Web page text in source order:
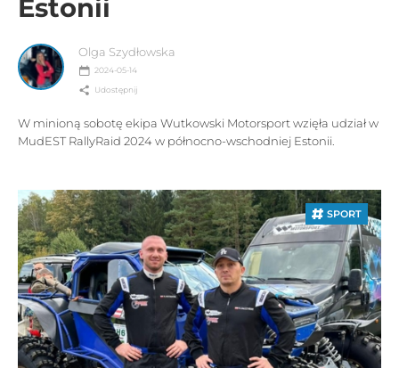
Estonii
Olga Szydłowska
2024-05-14
Udostępnij
W minioną sobotę ekipa Wutkowski Motorsport wzięła udział w
MudEST RallyRaid 2024 w północno-wschodniej Estonii.
SPORT